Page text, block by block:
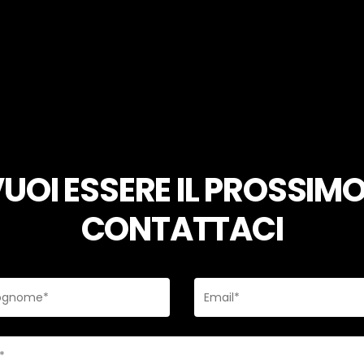
ESSERE IL
CONTATTACI